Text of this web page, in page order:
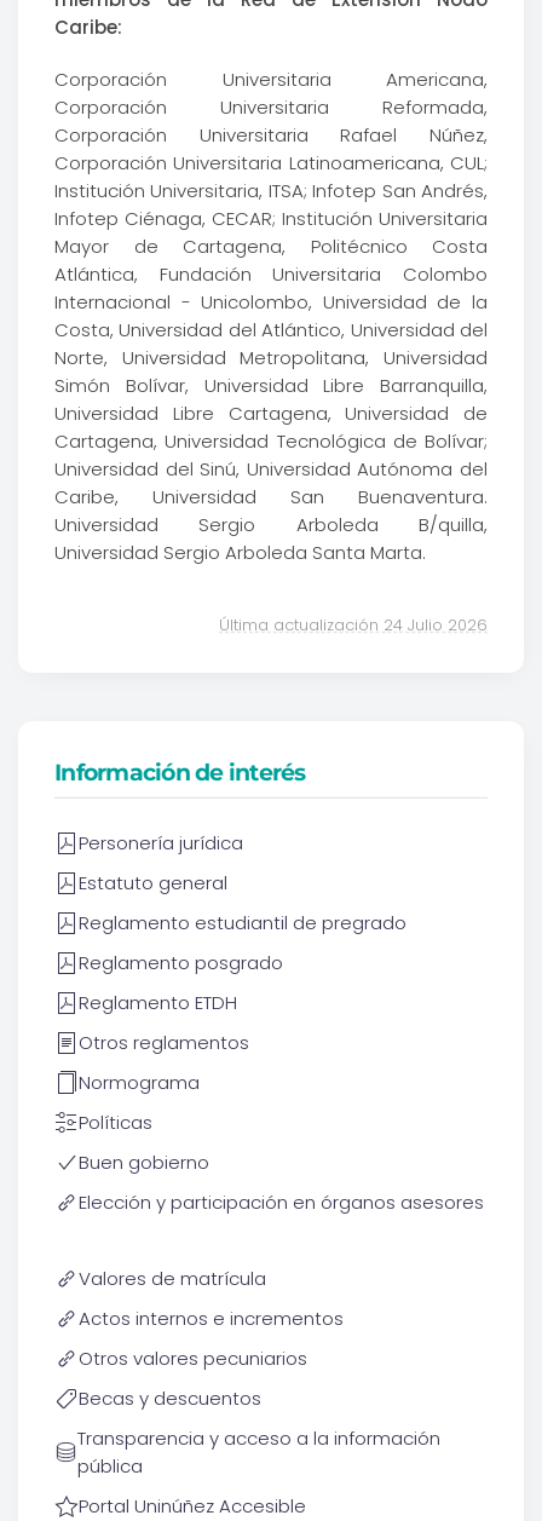
Caribe:
Corporación Universitaria Americana,
Corporación Universitaria Reformada,
Corporación Universitaria Rafael Núñez,
Corporación Universitaria Latinoamericana, CUL;
Institución Universitaria, ITSA; Infotep San Andrés,
Infotep Ciénaga, CECAR; Institución Universitaria
Mayor de Cartagena, Politécnico Costa
Atlántica, Fundación Universitaria Colombo
Internacional - Unicolombo, Universidad de la
Costa, Universidad del Atlántico, Universidad del
Norte, Universidad Metropolitana, Universidad
Simón Bolívar, Universidad Libre Barranquilla,
Universidad Libre Cartagena, Universidad de
Cartagena, Universidad Tecnológica de Bolívar;
Universidad del Sinú, Universidad Autónoma del
Caribe, Universidad San Buenaventura.
Universidad Sergio Arboleda B/quilla,
Universidad Sergio Arboleda Santa Marta.
Última actualización 24 Julio 2026
Información de interés
Personería jurídica
Estatuto general
Reglamento estudiantil de pregrado
Reglamento posgrado
Reglamento ETDH
Otros reglamentos
Normograma
Políticas
Buen gobierno
Elección y participación en órganos asesores
Valores de matrícula
Actos internos e incrementos
Otros valores pecuniarios
Becas y descuentos
Transparencia y acceso a la información
pública
Portal Uninúñez Accesible